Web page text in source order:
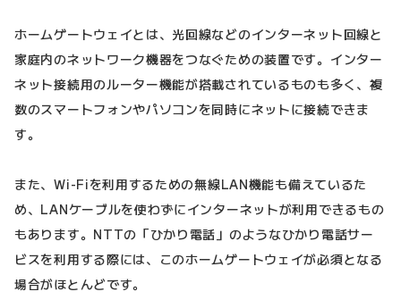
ホームゲートウェイとは、光回線などのインターネット回線と
家庭内のネットワーク機器をつなぐための装置です。インター
ネット接続用のルーター機能が搭載されているものも多く、複
数のスマートフォンやパソコンを同時にネットに接続できま
す。
また、Wi-Fiを利用するための無線LAN機能も備えているた
め、LANケーブルを使わずにインターネットが利用できるもの
もあります。NTTの「ひかり電話」のようなひかり電話サー
ビスを利用する際には、このホームゲートウェイが必須となる
場合がほとんどです。